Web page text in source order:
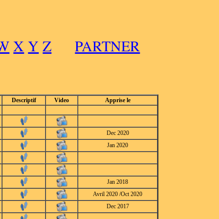
X Y Z PARTNER
Descriptif Video Apprise le
Dec 2020
Jan 2020
Jan 2018
Avril 2020 /Oct 2020
Dec 2017